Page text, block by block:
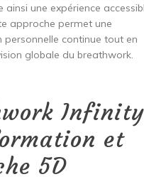
ainsi une expérience
approche permet une
continue tout en
globale du breathwork.
Infinity
et
5D